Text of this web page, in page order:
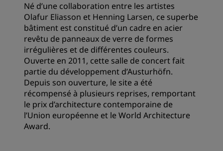
Né d’une collaboration entre les artistes
Olafur Eliasson et Henning Larsen, ce superbe
bâtiment est constitué d’un cadre en acier
revêtu de panneaux de verre de formes
irrégulières et de différentes couleurs.
Ouverte en 2011, cette salle de concert fait
partie du développement d’Austurhöfn.
Depuis son ouverture, le site a été
récompensé à plusieurs reprises, remportant
le prix d’architecture contemporaine de
l’Union européenne et le World Architecture
Award.